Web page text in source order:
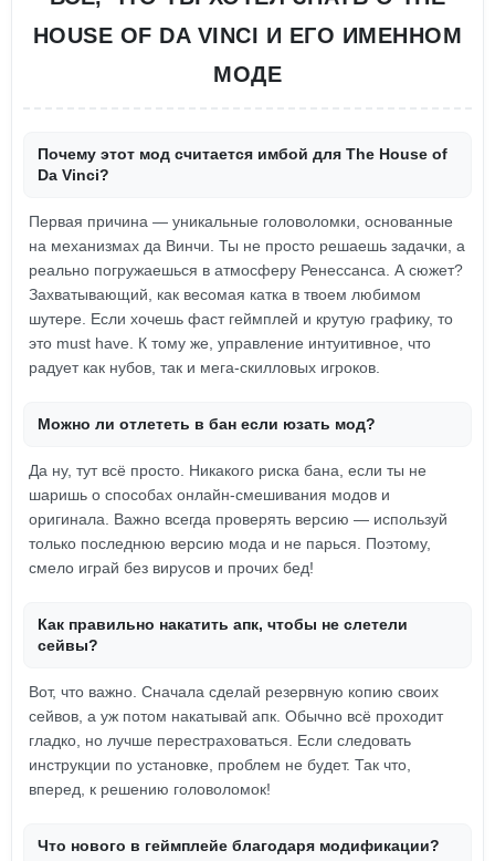
HOUSE OF DA VINCI И ЕГО ИМЕННОМ
МОДЕ
Почему этот мод считается имбой для The House of
Da Vinci?
Первая причина — уникальные головоломки, основанные
на механизмах да Винчи. Ты не просто решаешь задачки, а
реально погружаешься в атмосферу Ренессанса. А сюжет?
Захватывающий, как весомая катка в твоем любимом
шутере. Если хочешь фаст геймплей и крутую графику, то
это must have. К тому же, управление интуитивное, что
радует как нубов, так и мега-скилловых игроков.
Можно ли отлететь в бан если юзать мод?
Да ну, тут всё просто. Никакого риска бана, если ты не
шаришь о способах онлайн-смешивания модов и
оригинала. Важно всегда проверять версию — используй
только последнюю версию мода и не парься. Поэтому,
смело играй без вирусов и прочих бед!
Как правильно накатить апк, чтобы не слетели
сейвы?
Вот, что важно. Сначала сделай резервную копию своих
сейвов, а уж потом накатывай апк. Обычно всё проходит
гладко, но лучше перестраховаться. Если следовать
инструкции по установке, проблем не будет. Так что,
вперед, к решению головоломок!
Что нового в геймплейе благодаря модификации?